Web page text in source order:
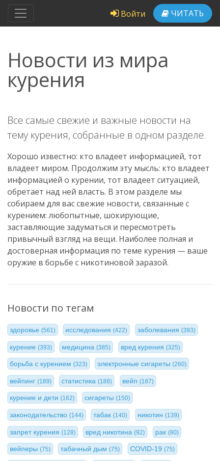
Войти ЧИТАТЬ
Новости из мира
курения
Все самые свежие и важные новости на
тему курения, собранные в одном разделе.
Хорошо известно: кто владеет информацией, тот
владеет миром. Продолжим эту мысль: кто владеет
информацией о курении, тот владеет ситуацией,
обретает над ней власть. В этом разделе мы
собираем для вас свежие новости, связанные с
курением: любопытные, шокирующие,
заставляющие задуматься и пересмотреть
привычный взгляд на вещи. Наиболее полная и
достоверная информация по теме курения — ваше
оружие в борьбе с никотиновой заразой.
Новости по тегам
здоровье (561) исследования(422) заболевания (393)
курение (393) медицина(385) вред курения (325)
борьба с курением (323) электронные сигареты(260)
вейпинг (189) статистика(188) вейп (187)
курение и дети (162) сигареты(150)
законодательство (144) табак(140) никотин (139)
запрет курения (128) вред никотина(92) рак (80)
вейперы (75) табачный дым(75) COVID-19 (75)